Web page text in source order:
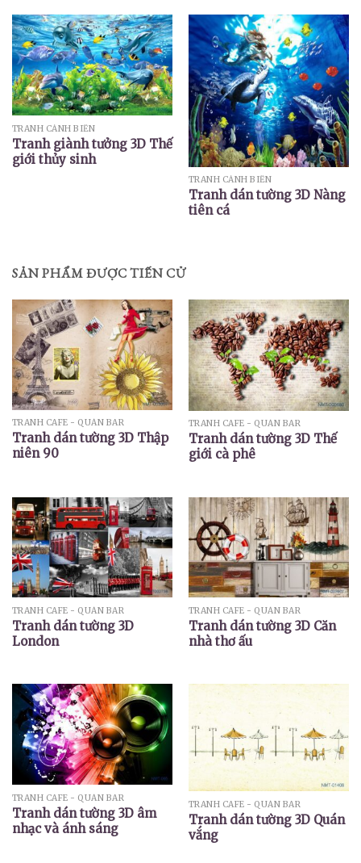
TRANH CẢNH BIỂN
Tranh giành tưởng 3D Thế
giới thủy sinh
TRANH CẢNH BIỂN
Tranh dán tường 3D Nàng
tiên cá
SẢN PHẨM ĐƯỢC TIẾN CỬ
TRANH CAFE - QUÁN BAR
Tranh dán tường 3D Thập
niên 90
TRANH CAFE - QUÁN BAR
Tranh dán tường 3D Thế
giới cà phê
TRANH CAFE - QUÁN BAR
Tranh dán tường 3D
London
TRANH CAFE - QUÁN BAR
Tranh dán tường 3D Căn
nhà thơ ấu
TRANH CAFE - QUÁN BAR
Tranh dán tường 3D âm
nhạc và ánh sáng
TRANH CAFE - QUÁN BAR
Tranh dán tường 3D Quán
vắng